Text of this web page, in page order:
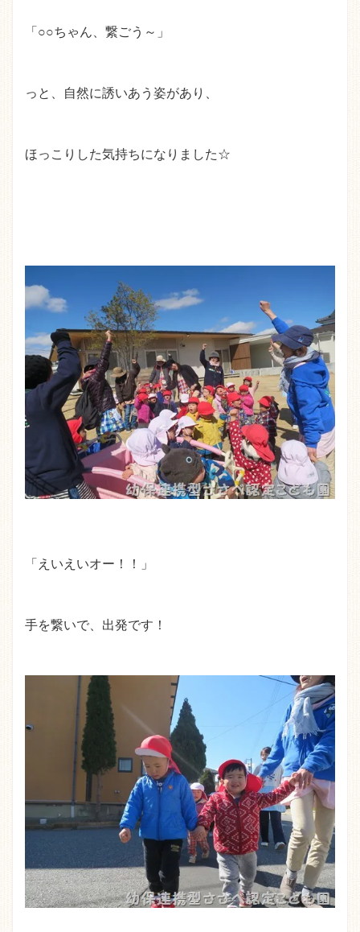
「○○ちゃん、繋ごう～」
っと、自然に誘いあう姿があり、
ほっこりした気持ちになりました☆
「えいえいオー！！」
手を繋いで、出発です！